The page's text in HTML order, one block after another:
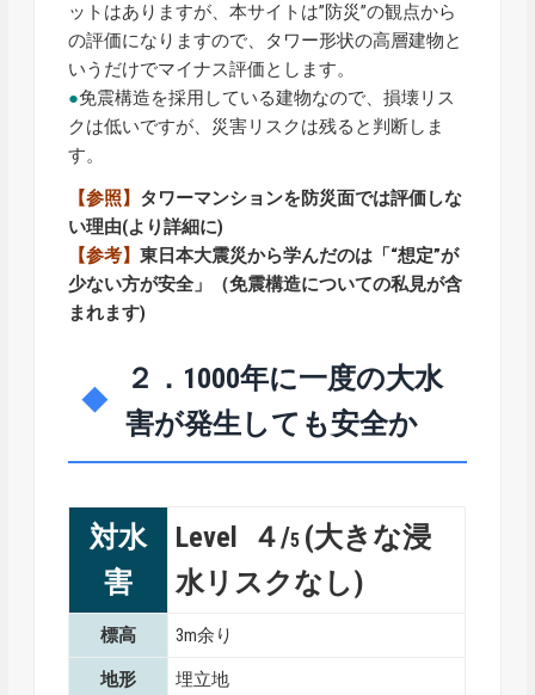
ットはありますが、本サイトは”防災”の観点から
の評価になりますので、タワー形状の高層建物と
いうだけでマイナス評価とします。
●免震構造を採用している建物なので、損壊リス
クは低いですが、災害リスクは残ると判断しま
す。
【参照】 タワーマンションを防災面では評価しな
い理由(より詳細に)
【参考】東日本大震災から学んだのは「“想定”が
少ない方が安全」（免震構造についての私見が含
まれます)
２．1000年に一度の大水
害が発生しても安全か
対水
害
Level ４/5 (大きな浸
水リスクなし)
標高 3m余り
地形 埋立地